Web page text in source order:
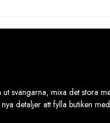
svängarna, mixa det stora
detaljer att fylla butiken